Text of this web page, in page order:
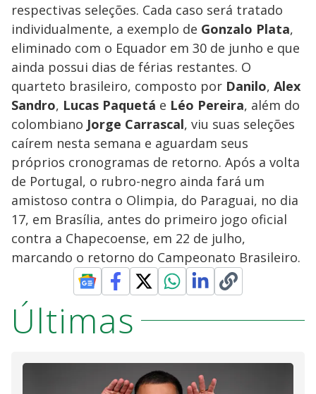
respectivas seleções. Cada caso será tratado
individualmente, a exemplo de Gonzalo Plata,
eliminado com o Equador em 30 de junho e que
ainda possui dias de férias restantes. O
quarteto brasileiro, composto por Danilo, Alex
Sandro, Lucas Paquetá e Léo Pereira, além do
colombiano Jorge Carrascal, viu suas seleções
caírem nesta semana e aguardam seus
próprios cronogramas de retorno. Após a volta
de Portugal, o rubro-negro ainda fará um
amistoso contra o Olimpia, do Paraguai, no dia
17, em Brasília, antes do primeiro jogo oficial
contra a Chapecoense, em 22 de julho,
marcando o retorno do Campeonato Brasileiro.
Últimas